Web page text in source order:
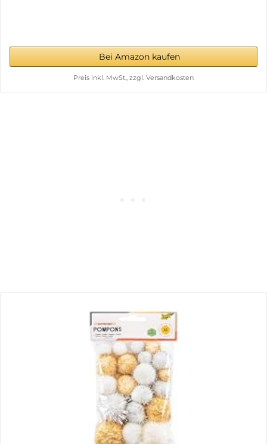
Bei Amazon kaufen
Preis inkl. MwSt., zzgl. Versandkosten